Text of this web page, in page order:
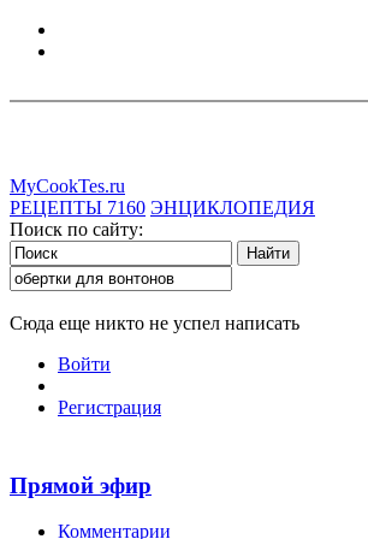
MyCookTes.ru
РЕЦЕПТЫ 7160 ЭНЦИКЛОПЕДИЯ
Поиск по сайту:
Сюда еще никто не успел написать
Войти
Регистрация
Прямой эфир
Комментарии